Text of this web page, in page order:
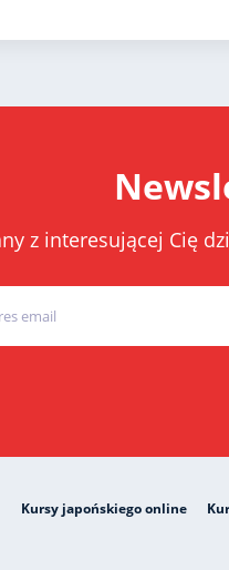
z interesującej Cię
Kursy japońskiego online